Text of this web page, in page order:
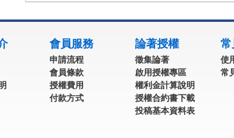
會員服務
申請流程
會員條款
授權費用
付款方式
論著授權
徵集論著
啟用授權專區
權利金計算說明
授權合約書下載
投稿基本資料表
常
使
常